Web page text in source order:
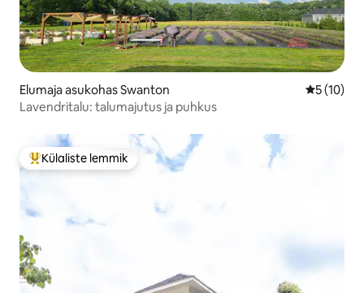
Elumaja asukohas Swanton Keskmine
5 (10)
Lavendritalu: talumajutus ja puhkus
Külaliste suur lemmik
Külaliste lemmik